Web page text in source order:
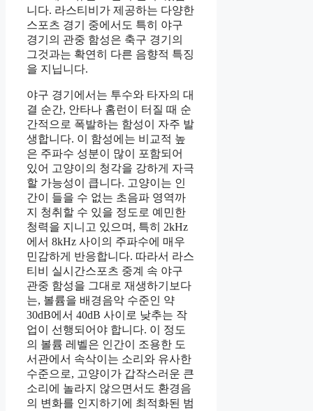
니다. 라스티비가 제공하는 다양한
스포츠 경기 중에서도 특히 야구
경기의 관중 함성은 축구 경기의
그것과는 확연히 다른 음향적 특징
을 지닙니다.
야구 경기에서는 투수와 타자의 대
결 순간, 안타나 홈런이 터질 때 순
간적으로 폭발하는 함성이 자주 발
생합니다. 이 함성에는 비교적 높
은 주파수 성분이 많이 포함되어
있어 고양이의 청각을 강하게 자극
할 가능성이 큽니다. 고양이는 인
간이 들을 수 없는 초음파 영역까
지 청취할 수 있을 정도로 예민한
청력을 지니고 있으며, 특히 2kHz
에서 8kHz 사이의 주파수에 매우
민감하게 반응합니다. 따라서 라스
티비 실시간스포츠 중계 속 야구
관중 함성을 그대로 재생하기보다
는, 볼륨을 배경음악 수준인 약
30dB에서 40dB 사이로 낮추는 작
업이 선행되어야 합니다. 이 정도
의 볼륨 레벨은 인간이 조용한 도
서관에서 속삭이는 소리와 유사한
수준으로, 고양이가 갑작스러운 큰
소리에 놀라지 않으면서도 환경음
의 변화를 인지하기에 최적화된 범